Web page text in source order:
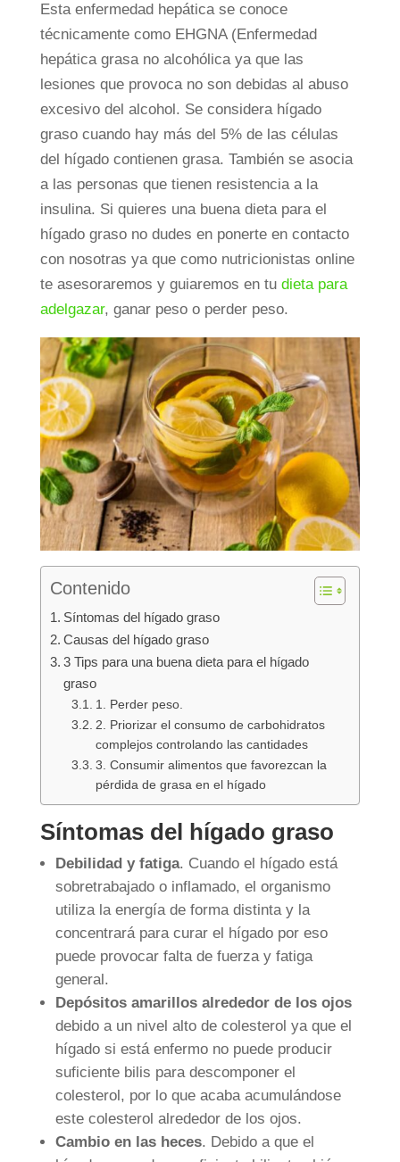
Esta enfermedad hepática se conoce
técnicamente como EHGNA (Enfermedad
hepática grasa no alcohólica ya que las
lesiones que provoca no son debidas al abuso
excesivo del alcohol. Se considera hígado
graso cuando hay más del 5% de las células
del hígado contienen grasa. También se asocia
a las personas que tienen resistencia a la
insulina. Si quieres una buena dieta para el
hígado graso no dudes en ponerte en contacto
con nosotras ya que como nutricionistas online
te asesoraremos y guiaremos en tu dieta para
adelgazar, ganar peso o perder peso.
Contenido
Síntomas del hígado graso
Causas del hígado graso
3 Tips para una buena dieta para el hígado
graso
1. Perder peso.
2. Priorizar el consumo de carbohidratos
complejos controlando las cantidades
3. Consumir alimentos que favorezcan la
pérdida de grasa en el hígado
Síntomas del hígado graso
Debilidad y fatiga. Cuando el hígado está
sobretrabajado o inflamado, el organismo
utiliza la energía de forma distinta y la
concentrará para curar el hígado por eso
puede provocar falta de fuerza y fatiga
general.
Depósitos amarillos alrededor de los ojos
debido a un nivel alto de colesterol ya que el
hígado si está enfermo no puede producir
suficiente bilis para descomponer el
colesterol, por lo que acaba acumulándose
este colesterol alrededor de los ojos.
Cambio en las heces. Debido a que el